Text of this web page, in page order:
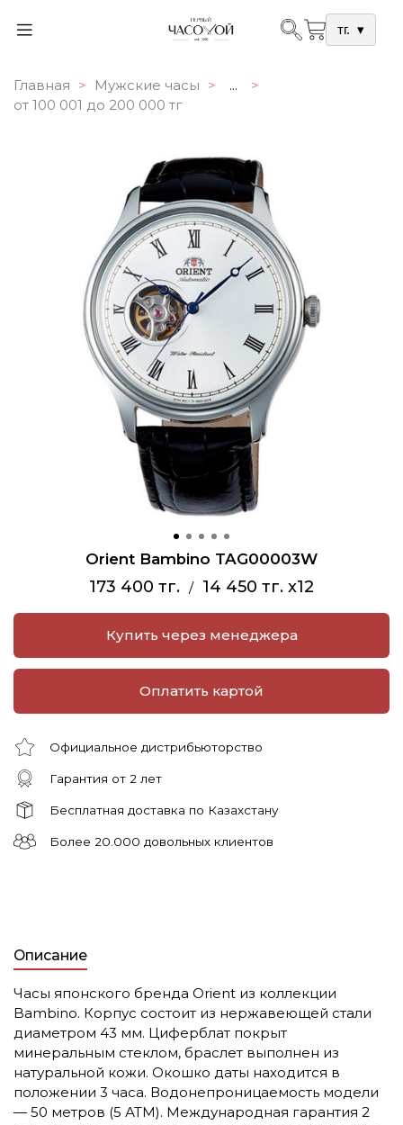
тг. ▾
Главная Мужские часы
...
от 100 001 до 200 000 тг
Orient Bambino TAG00003W
173 400 тг. / 14 450 тг. x12
Купить через менеджера
Оплатить картой
Официальное дистрибьюторство
Гарантия от 2 лет
Бесплатная доставка по Казахстану
Более 20.000 довольных клиентов
Описание
Часы японского бренда Orient из коллекции
Bambino. Корпус состоит из нержавеющей стали
диаметром 43 мм. Циферблат покрыт
минеральным стеклом, браслет выполнен из
натуральной кожи. Окошко даты находится в
положении 3 часа. Водонепроницаемость модели
— 50 метров (5 АТМ). Международная гарантия 2